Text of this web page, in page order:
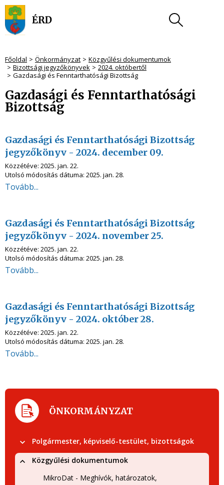
Főoldal Önkormányzat
Közgyűlési dokumentumok
Bizottsági jegyzőkönyvek
2024. októbertől
Gazdasági és Fenntarthatósági Bizottság
Gazdasági és Fenntarthatósági
Bizottság
Gazdasági és Fenntarthatósági Bizottság
jegyzőkönyv - 2024. december 09.
Közzétéve: 2025. jan. 22.
Utolsó módosítás dátuma: 2025. jan. 28.
Tovább...
Gazdasági és Fenntarthatósági Bizottság
jegyzőkönyv - 2024. november 25.
Közzétéve: 2025. jan. 22.
Utolsó módosítás dátuma: 2025. jan. 28.
Tovább...
Gazdasági és Fenntarthatósági Bizottság
jegyzőkönyv - 2024. október 28.
Közzétéve: 2025. jan. 22.
Utolsó módosítás dátuma: 2025. jan. 28.
Tovább...
ÖNKORMÁNYZAT
Polgármester, képviselő-testület, bizottságok
Közgyűlési dokumentumok
MikroDat - Meghívók, határozatok,